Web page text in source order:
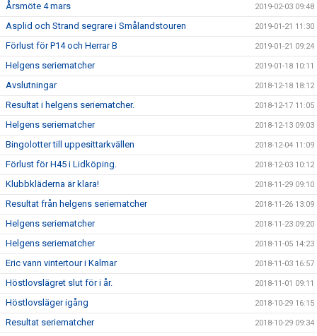
Årsmöte 4 mars 2019-02-03 09:48
Asplid och Strand segrare i Smålandstouren 2019-01-21 11:30
Förlust för P14 och Herrar B 2019-01-21 09:24
Helgens seriematcher 2019-01-18 10:11
Avslutningar 2018-12-18 18:12
Resultat i helgens seriematcher. 2018-12-17 11:05
Helgens seriematcher 2018-12-13 09:03
Bingolotter till uppesittarkvällen 2018-12-04 11:09
Förlust för H45 i Lidköping. 2018-12-03 10:12
Klubbkläderna är klara! 2018-11-29 09:10
Resultat från helgens seriematcher 2018-11-26 13:09
Helgens seriematcher 2018-11-23 09:20
Helgens seriematcher 2018-11-05 14:23
Eric vann vintertour i Kalmar 2018-11-03 16:57
Höstlovslägret slut för i år. 2018-11-01 09:11
Höstlovsläger igång 2018-10-29 16:15
Resultat seriematcher 2018-10-29 09:34